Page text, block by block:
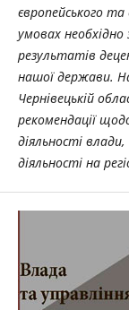
європейського
умовах
результатів
нашої держави.
Чернівецькій
рекомендації
діяльності
діяльності на